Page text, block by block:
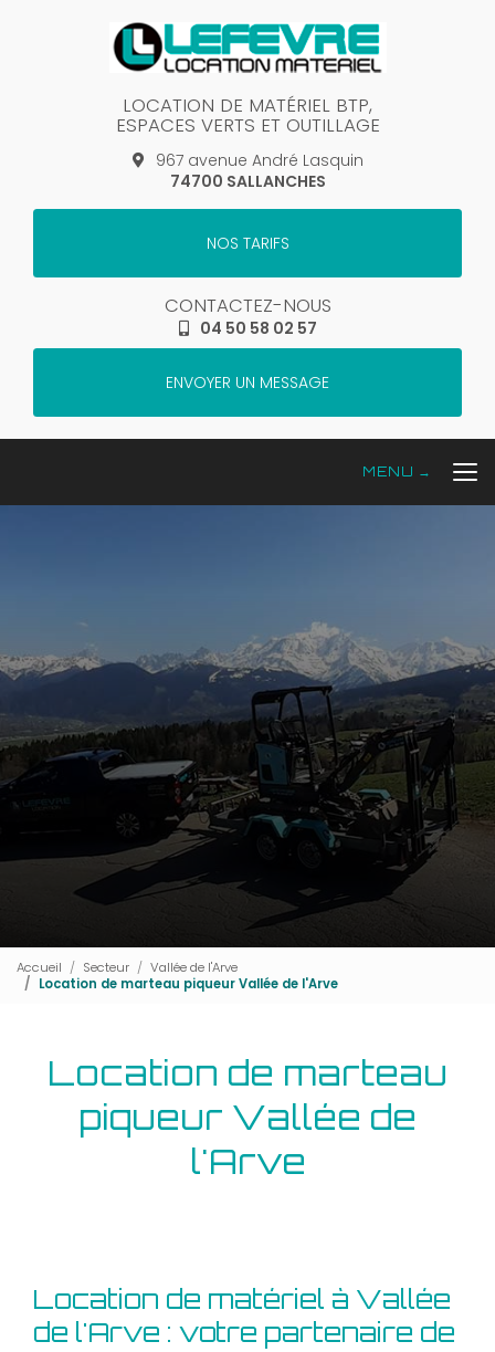
LOCATION DE MATÉRIEL BTP,
ESPACES VERTS ET OUTILLAGE
967 avenue André Lasquin
74700 SALLANCHES
NOS TARIFS
CONTACTEZ-NOUS
04 50 58 02 57
ENVOYER UN MESSAGE
Accueil Secteur
Vallée de l'Arve
Location de marteau piqueur Vallée de l'Arve
Location de marteau
piqueur Vallée de
l'Arve
Location de matériel à Vallée
de l'Arve : votre partenaire de